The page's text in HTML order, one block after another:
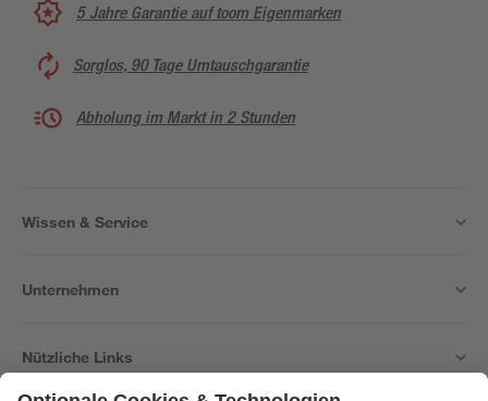
5 Jahre Garantie auf toom Eigenmarken
Sorglos, 90 Tage Umtauschgarantie
Abholung im Markt in 2 Stunden
Wissen & Service
Unternehmen
Nützliche Links